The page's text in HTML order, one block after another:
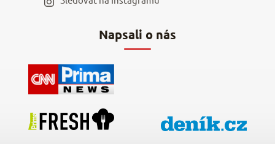
Napsali o nás
Hodnocení obchodu